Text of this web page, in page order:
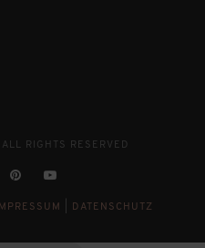
RIGHTS RESERVED
IMPRESSUM DATENSCHUTZ